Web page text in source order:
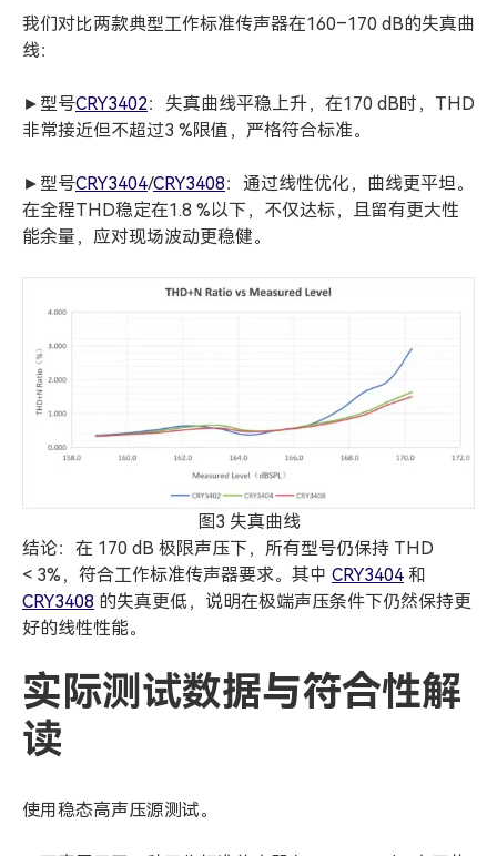
我们对比两款典型工作标准传声器在160–170 dB的失真曲
线：
►型号CRY3402：失真曲线平稳上升，在170 dB时，THD
非常接近但不超过3 %限值，严格符合标准。
►型号CRY3404/CRY3408：通过线性优化，曲线更平坦。
在全程THD稳定在1.8 %以下，不仅达标，且留有更大性
能余量，应对现场波动更稳健。
图3 失真曲线
结论：在 170 dB 极限声压下，所有型号仍保持 THD
< 3%，符合工作标准传声器要求。其中 CRY3404 和
CRY3408 的失真更低，说明在极端声压条件下仍然保持更
好的线性性能。
实际测试数据与符合性解
读
使用稳态高声压源测试。